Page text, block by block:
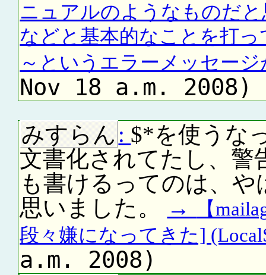
ニュアルのようなものだ
などと基本的なことを打っ
～というエラーメッセー
Nov 18 a.m. 2008)
みすらん : $*を使うな
文書化されてたし、警
も書けるってのは、
思いました。
→
【
段々嫌になってきた]
a.m. 2008)